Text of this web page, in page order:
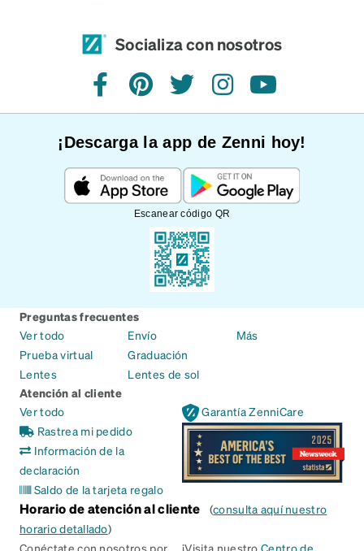
Socializa con nosotros
FacebookPinterestTwitterInstagramYouTube
¡Descarga la app de Zenni hoy!
Escanear código QR
Preguntas frecuentes
Ver todo
Prueba virtual
Lentes
Envío
Graduación
Lentes de sol
Más
Atención al cliente
Ver todo
Rastrea mi pedido
Información de la
declaración
Saldo de la tarjeta regalo
Garantía ZenniCare
Horario de atención al cliente (consulta aquí nuestro
horario detallado)
Conéctate con nosotros por
¡Visita nuestroCentro de